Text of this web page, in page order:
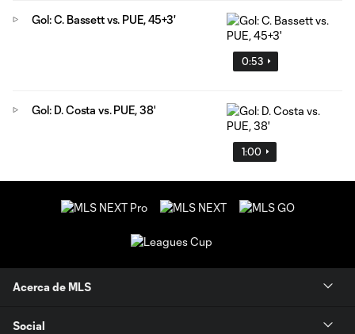
0:53
Gol: C. Bassett vs. PUE, 45+3'
1:00
Gol: D. Costa vs. PUE, 38'
Acerca de MLS
Social